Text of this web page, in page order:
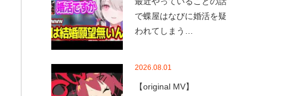
で蝶屋はなびに婚活を疑
われてしまう…
2026.08.01
【original MV】